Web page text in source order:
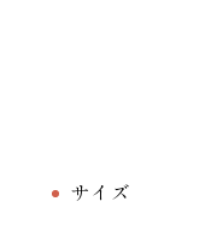
サイズ